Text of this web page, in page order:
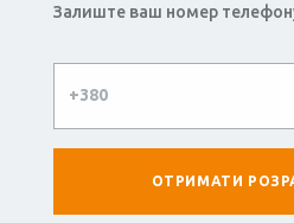
Залиште ваш номер